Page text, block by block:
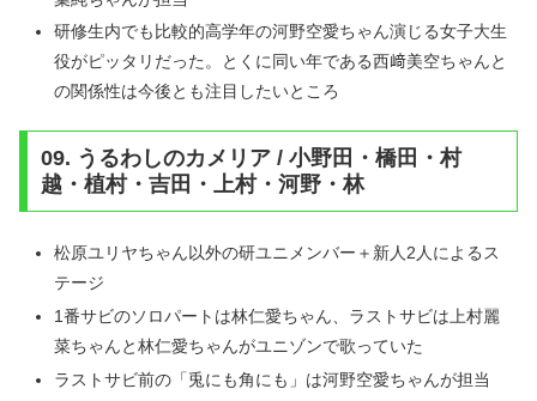
研修生内でも比較的高学年の河野空愛ちゃん演じる女子大生
役がピッタリだった。とくに同い年である西﨑美空ちゃんと
の関係性は今後とも注目したいところ
09. うるわしのカメリア / 小野田・橋田・村
越・植村・吉田・上村・河野・林
松原ユリヤちゃん以外の研ユニメンバー＋新人2人によるス
テージ
1番サビのソロパートは林仁愛ちゃん、ラストサビは上村麗
菜ちゃんと林仁愛ちゃんがユニゾンで歌っていた
ラストサビ前の「兎にも角にも」は河野空愛ちゃんが担当